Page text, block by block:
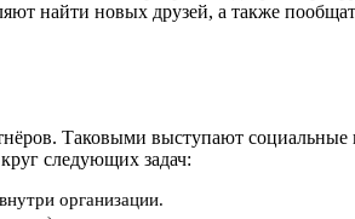
найти новых друзей, а также
Таковыми выступают
следующих задач:
организации.